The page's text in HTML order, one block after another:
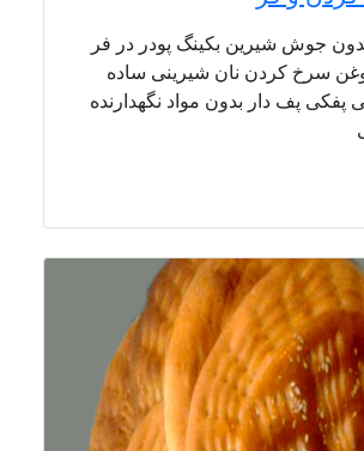
جوش شیرین بکینگ پودر در فر
سرخ کردن نان شیرینی ساده
پف دار بدون مواد نگهدارنده